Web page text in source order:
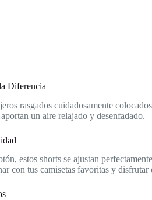
Diferencia
rasgados cuidadosamente
un aire relajado y desenfadado.
estos shorts se ajustan
con tus camisetas favoritas y